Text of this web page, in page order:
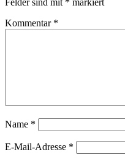
Kommentar *
Name *
E-Mail-Adresse *